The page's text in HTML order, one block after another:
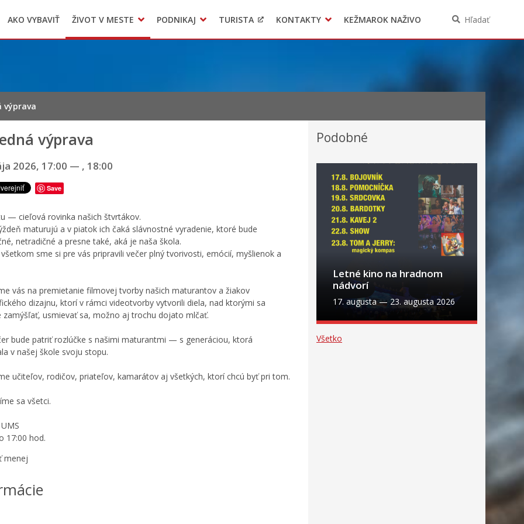
Geo informačný systém – Kežmarok
Oznamovanie podozrení z podvodov
AKO VYBAVIŤ ŽIVOT V MESTE
Triedený zber – NATUR – PACK
PODNIKAJ TURISTA KONTAKTY KEŽMAROK NAŽIVO Hľadať
výprava
výprava
2026, 17:00 — , 18:00
Save
— cieľová rovinka našich štvrtákov.
maturujú a v piatok ich čaká slávnostné vyradenie, ktoré bude
netradičné a presne také, aká je naša škola.
sme si pre vás pripravili večer plný tvorivosti, emócií, myšlienok a
vás na premietanie filmovej tvorby našich maturantov a žiakov
dizajnu, ktorí v rámci videotvorby vytvorili diela, nad ktorými sa
zamýšľať, usmievať sa, možno aj trochu dojato mlčať.
bude patriť rozlúčke s našimi maturantmi — s generáciou, ktorá
v našej škole svoju stopu.
učiteľov, rodičov, priateľov, kamarátov aj všetkých, ktorí chcú byť pri tom.
sa všetci.
17:00 hod.
menej
Podobné
Letné kino na hradnom
nádvorí
17. augusta— 23. augusta 2026
Všetko